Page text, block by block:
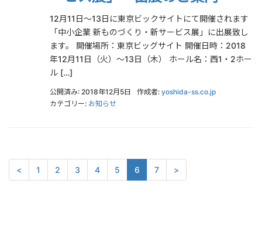
12月11日～13日に東京ビックサイトにて開催されます
「中小企業 新ものづくり・新サービス展」に出展致し
ます。 開催場所：東京ビッグサイト 開催日時：2018
年12月11日（火）～13日（木） ホール名：西1・2ホー
ル […]
公開済み: 2018年12月5日 作成者: yoshida-ss.co.jp
カテゴリー: お知らせ
< 1 2 3 4 5 6 7 >